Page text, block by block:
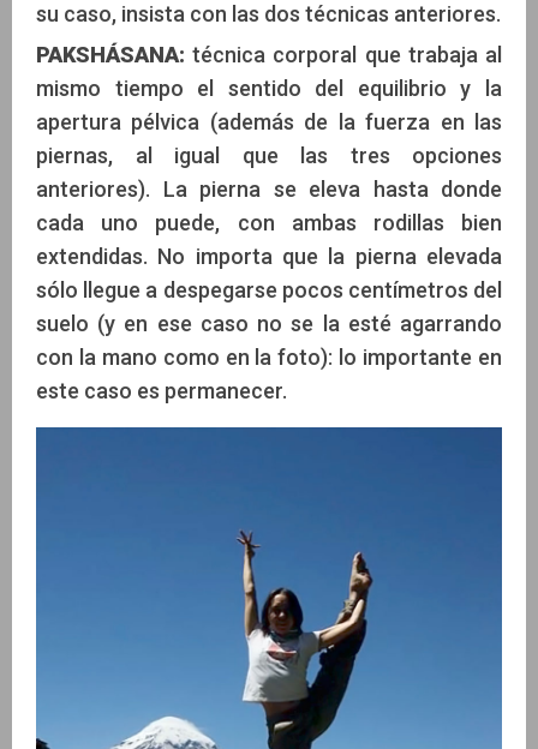
su caso, insista con las dos técnicas anteriores.
PAKSHÁSANA: técnica corporal que trabaja al
mismo tiempo el sentido del equilibrio y la
apertura pélvica (además de la fuerza en las
piernas, al igual que las tres opciones
anteriores). La pierna se eleva hasta donde
cada uno puede, con ambas rodillas bien
extendidas. No importa que la pierna elevada
sólo llegue a despegarse pocos centímetros del
suelo (y en ese caso no se la esté agarrando
con la mano como en la foto): lo importante en
este caso es permanecer.